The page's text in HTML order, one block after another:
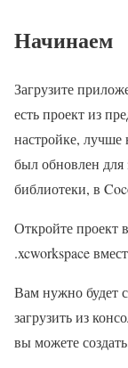
Начинаем
Загрузите
есть проект из
настройке, лучше
был обновлен
библиотеки, в
Откройте проект в
.xcworkspace
Вам нужно будет
загрузить из
вы можете